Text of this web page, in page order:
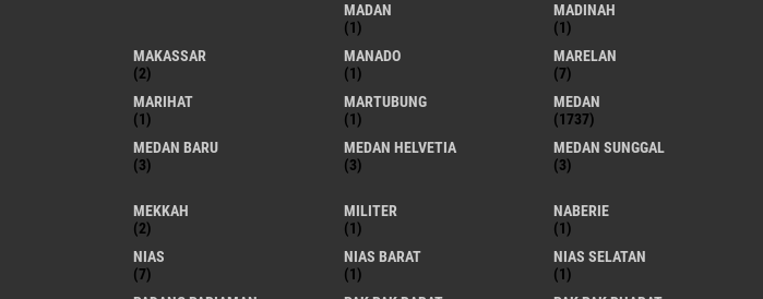
MADAN
(1)
MADINAH
(1)
MAKASSAR
(2)
MANADO
(1)
MARELAN
(7)
MARIHAT
(1)
MARTUBUNG
(1)
MEDAN
(1737)
MEDAN BARU
(3)
MEDAN HELVETIA
(3)
MEDAN SUNGGAL
(3)
MEKKAH
(2)
MILITER
(1)
NABERIE
(1)
NIAS
(7)
NIAS BARAT
(1)
NIAS SELATAN
(1)